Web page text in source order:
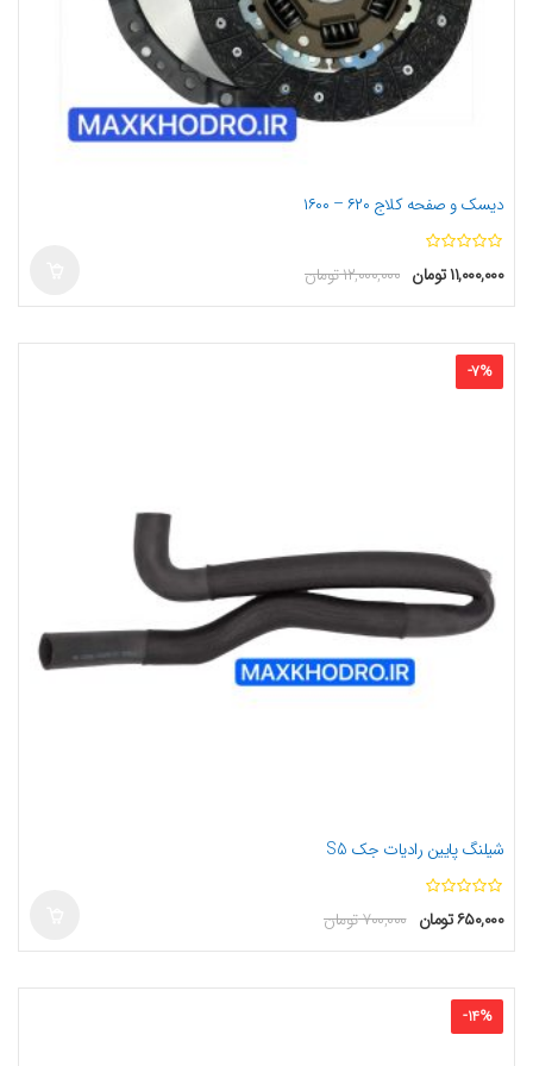
دیسک و صفحه کلاج ۶۲۰ – ۱۶۰۰
۱۲,۰۰۰,۰۰۰تومان ۱۱,۰۰۰,۰۰۰تومان
-7%
شیلنگ پایین رادیات جک S5
۷۰۰,۰۰۰تومان ۶۵۰,۰۰۰تومان
-14%